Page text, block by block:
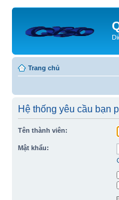
Trang chủ
Hệ thống yêu cầu bạn
Tên thành viên:
Mật khẩu: